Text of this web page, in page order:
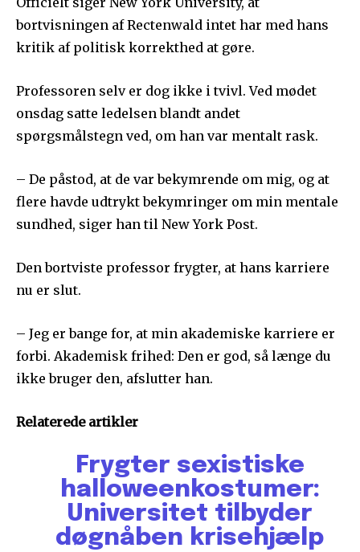
bortvisningen af Rectenwald intet har med hans
kritik af politisk korrekthed at gøre.
Professoren selv er dog ikke i tvivl. Ved mødet
onsdag satte ledelsen blandt andet
spørgsmålstegn ved, om han var mentalt rask.
– De påstod, at de var bekymrende om mig, og at
flere havde udtrykt bekymringer om min mentale
sundhed, siger han til New York Post.
Den bortviste professor frygter, at hans karriere
nu er slut.
– Jeg er bange for, at min akademiske karriere er
forbi. Akademisk frihed: Den er god, så længe du
ikke bruger den, afslutter han.
Relaterede artikler
Frygter sexistiske
halloweenkostumer:
Universitet tilbyder
døgnåben krisehjælp